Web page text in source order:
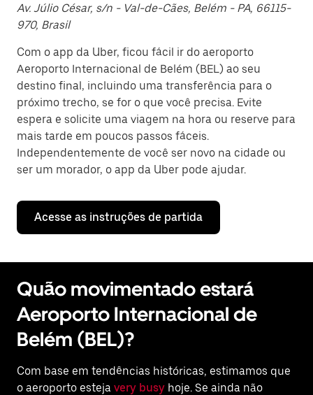
Av. Júlio César, s/n - Val-de-Cães, Belém - PA, 66115-
970, Brasil
Com o app da Uber, ficou fácil ir do aeroporto
Aeroporto Internacional de Belém (BEL) ao seu
destino final, incluindo uma transferência para o
próximo trecho, se for o que você precisa. Evite
espera e solicite uma viagem na hora ou reserve para
mais tarde em poucos passos fáceis.
Independentemente de você ser novo na cidade ou
ser um morador, o app da Uber pode ajudar.
Acesse as instruções de partida
Quão movimentado estará
Aeroporto Internacional de
Belém (BEL)?
Com base em tendências históricas, estimamos que
o aeroporto esteja very busy hoje. Se ainda não